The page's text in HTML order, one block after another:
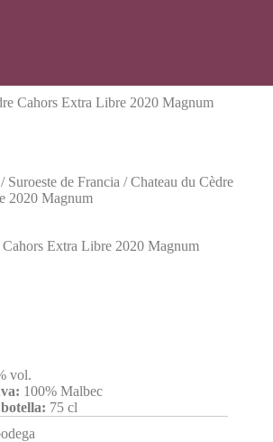
/ Suroeste de Francia / Chateau du Cèdre
2020 Magnum
Cahors Extra Libre 2020 Magnum
vol.
100% Malbec
75 cl